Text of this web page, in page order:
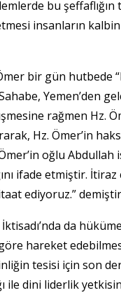
bu
insanların
Ömer bir gün
Yemen’den
rağmen Hz.
Hz. Ömer’in
oğlu Abdullah
ifade etmiştir.
ediyoruz.”
da
hareket
tesisi için son
ile dini liderlik